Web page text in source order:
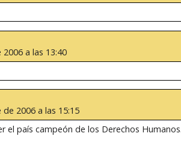
a las 13:40
2006 a las 15:15
país campeón de los Derechos